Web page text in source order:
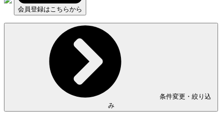
会員登録はこちらから
条件変更・絞り込
み